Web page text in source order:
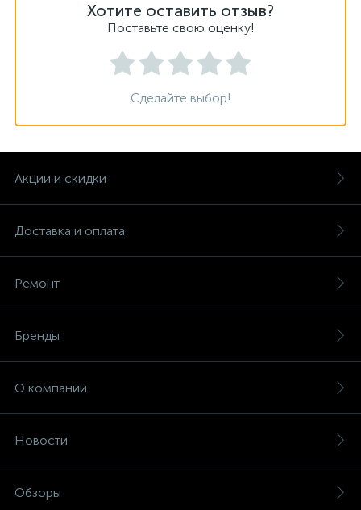
Хотите оставить отзыв?
Поставьте свою оценку!
Сделайте выбор!
Акции и скидки
Доставка и оплата
Ремонт
Бренды
О компании
Новости
Обзоры